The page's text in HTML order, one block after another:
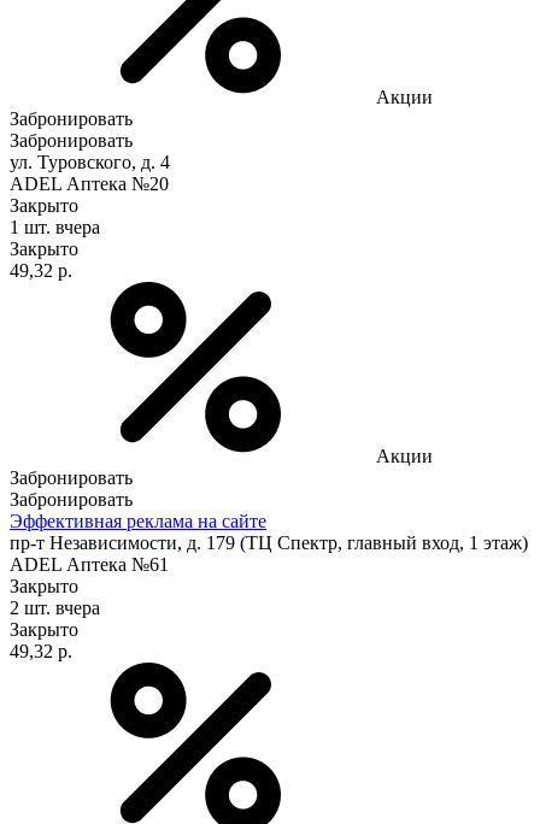
Акции
Забронировать
Забронировать
ул. Туровского, д. 4
ADEL Аптека №20
Закрыто
1 шт. вчера
Закрыто
49,32 р.
Акции
Забронировать
Забронировать
Эффективная реклама на сайте
пр-т Независимости, д. 179 (ТЦ Спектр, главный вход, 1 этаж)
ADEL Аптека №61
Закрыто
2 шт. вчера
Закрыто
49,32 р.